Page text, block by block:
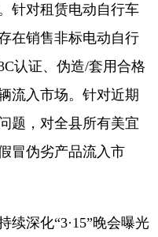
针对租赁电动自行车
在销售非标电动自行
认证、伪造/套用合格
流入市场。针对近期
题，对全县所有美宜
冒伪劣产品流入市
深化“3·15”晚会曝光